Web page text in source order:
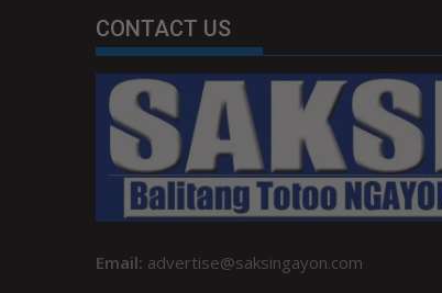
CONTACT US
Email: advertise@saksingayon.com